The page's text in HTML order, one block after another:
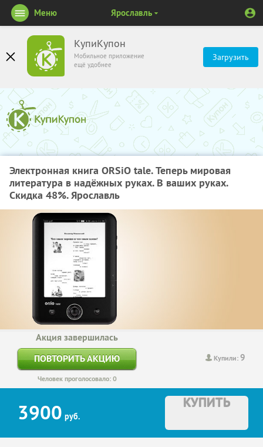
КупиКупон
Мобильное приложение
ещё удобнее
Загрузить
Меню Ярославль
Электронная книга ORSiO tale. Теперь мировая
литература в надёжных руках. В ваших руках.
Скидка 48%. Ярославль
Купили:9
Акция завершилась
ПОВТОРИТЬ АКЦИЮ
Человек проголосовало: 0
3900 руб.
КУПИТЬ